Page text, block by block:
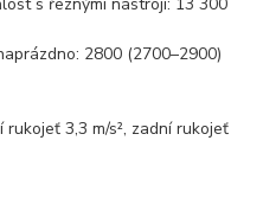
2800 (2700–2900)
3,3 m/s², zadní rukojeť